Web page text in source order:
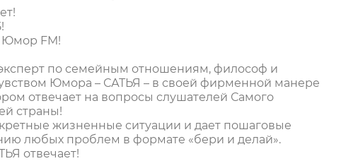
FM!
по семейным отношениям, философ и
Юмора – САТЬЯ – в своей фирменной манере
отвечает на вопросы слушателей Самого
страны!
жизненные ситуации и дает пошаговые
любых проблем в формате «бери и делай».
отвечает!